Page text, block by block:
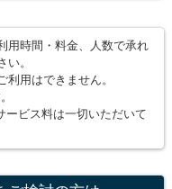
用時間・料金、人数で承れ
。
用はできません。
ビス料は一切いただいて